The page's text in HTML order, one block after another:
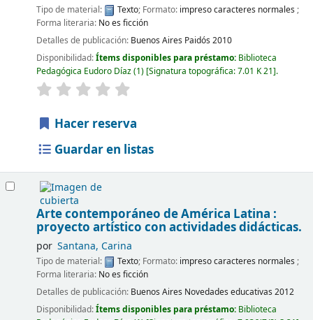
Tipo de material:
Texto; Formato: impreso caracteres normales ;
Forma literaria: No es ficción
Detalles de publicación: Buenos Aires Paidós 2010
Disponibilidad:Ítems disponibles para préstamo: Biblioteca
Pedagógica Eudoro Díaz(1) Signatura topográfica:7.01 K 21 .
Hacer reserva
Guardar en listas
Arte contemporáneo de América Latina :
proyecto artístico con actividades didácticas.
por Santana, Carina
Tipo de material: Texto; Formato: impreso caracteres normales ;
Forma literaria: No es ficción
Detalles de publicación: Buenos Aires Novedades educativas 2012
Disponibilidad:Ítems disponibles para préstamo: Biblioteca